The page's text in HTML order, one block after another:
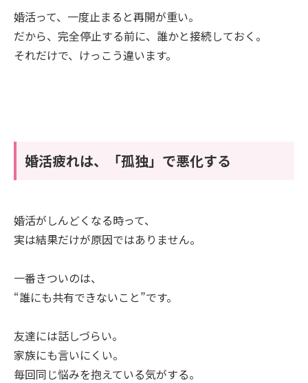
婚活って、一度止まると再開が重い。
だから、完全停止する前に、誰かと接続しておく。
それだけで、けっこう違います。
婚活疲れは、「孤独」で悪化する
婚活がしんどくなる時って、
実は結果だけが原因ではありません。
一番きついのは、
“誰にも共有できないこと”です。
友達には話しづらい。
家族にも言いにくい。
毎回同じ悩みを抱えている気がする。